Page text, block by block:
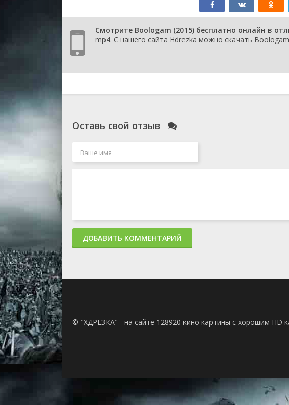
Смотрите Boologam (2015) бесплатно онлайн в
mp4. С нашего сайта Hdrezka можно скачать
Оставь свой отзыв
ДОБАВИТЬ КОММЕНТАРИЙ
© "ХДРЕЗКА" - на сайте 128920 кино картины с хорошим HD